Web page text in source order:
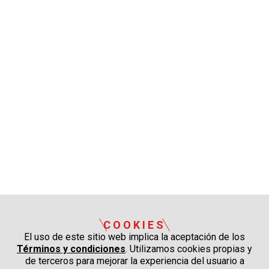
COOKIES
El uso de este sitio web implica la aceptación de los
Términos y condiciones. Utilizamos cookies propias y
de terceros para mejorar la experiencia del usuario a